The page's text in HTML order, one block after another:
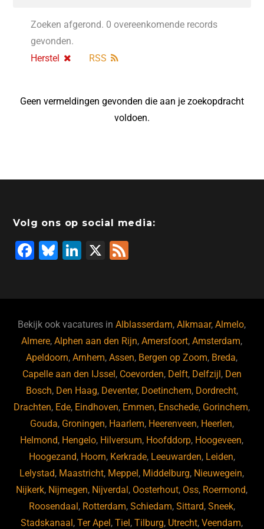
Zoeken afgerond. 0 overeenkomende records
gevonden.
Herstel
RSS
Geen vermeldingen gevonden die aan je zoekopdracht
voldoen.
Volg ons op social media:
F
b
o
o
k
Bl
ky
Li
dI
n
X
Bekijk ook vacatures inAlblasserdam,Alkmaar,Almelo,
Almere,Alphen aan den Rijn,Amersfoort,Amsterdam,
Apeldoorn,Arnhem,Assen, Bergen op Zoom, Breda,
Capelle aan den IJssel , Coevorden, Delft, Delfzijl , Den
Bosch, Den Haag, Deventer, Doetinchem, Dordrecht,
Drachten, Ede, Eindhoven, Emmen, Enschede, Gorinchem,
Gouda, Groningen, Haarlem, Heerenveen, Heerlen,
Helmond, Hengelo, Hilversum, Hoofddorp, Hoogeveen,
Hoogezand, Hoorn, Kerkrade, Leeuwarden, Leiden,
Lelystad, Maastricht, Meppel , Middelburg, Nieuwegein,
Nijkerk, Nijmegen, Nijverdal , Oosterhout, Oss, Roermond,
Roosendaal , Rotterdam, Schiedam, Sittard, Sneek,
Stadskanaal ,Ter Apel ,Tiel ,Tilburg, Utrecht,Veendam,